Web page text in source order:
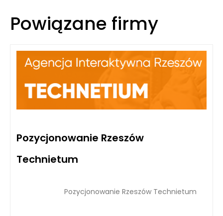
Powiązane firmy
Pozycjonowanie Rzeszów
Technietum
Pozycjonowanie Rzeszów Technietum